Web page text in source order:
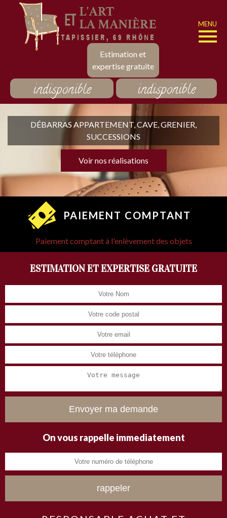
Estimation et
expertise gratuite
MENU
indisponible indisponible
DÉBARRAS APPARTEMENT, CAVE, GRENIER,
SUCCESSIONS
Voir nos réalisations
PAIEMENT COMPTANT
Paiement comptant à l'enlèvement des objets
ESTIMATION ET EXPERTISE GRATUITE
On vous rappelle immediatement